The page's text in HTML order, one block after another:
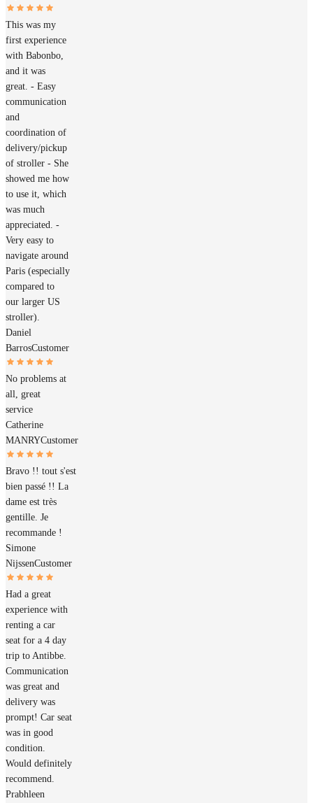
This was my
first experience
with Babonbo,
and it was
great. - Easy
communication
and
coordination of
delivery/pickup
of stroller - She
showed me how
to use it, which
was much
appreciated. -
Very easy to
navigate around
Paris (especially
compared to
our larger US
stroller).
Daniel
BarrosCustomer
No problems at
all, great
service
Catherine
MANRYCustomer
Bravo !! tout s'est
bien passé !! La
dame est très
gentille. Je
recommande !
Simone
NijssenCustomer
Had a great
experience with
renting a car
seat for a 4 day
trip to Antibbe.
Communication
was great and
delivery was
prompt! Car seat
was in good
condition.
Would definitely
recommend.
Prabhleen